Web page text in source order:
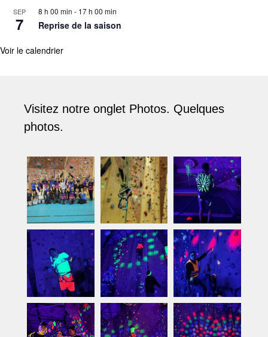
SEP
7
8 h 00 min - 17 h 00 min
Reprise de la saison
Voir le calendrier
Visitez notre onglet Photos. Quelques
photos.